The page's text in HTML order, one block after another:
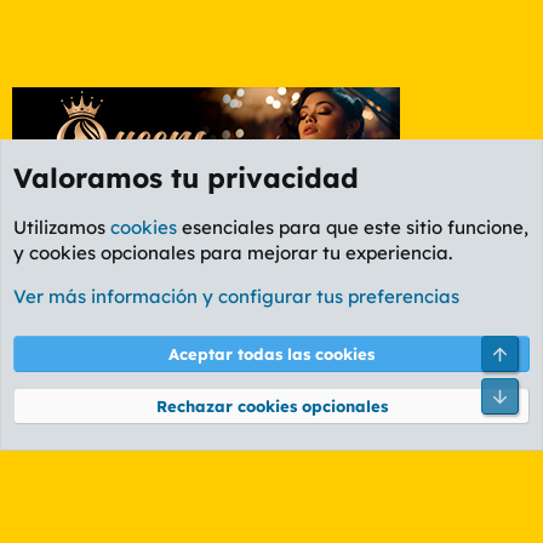
Foro General
Cookies
PL OLDSTYLE AMARILLO
Términos y reglas Política de privacidad Ayuda
Community platform by XenForo® © 2010-2026 XenForo Ltd.
Valoramos tu privacidad
Utilizamos cookies esenciales para que este sitio funcione,
y cookies opcionales para mejorar tu experiencia.
Ver más información y configurar tus preferencias
Aceptar todas las cookies
Rechazar cookies opcionales
Pie